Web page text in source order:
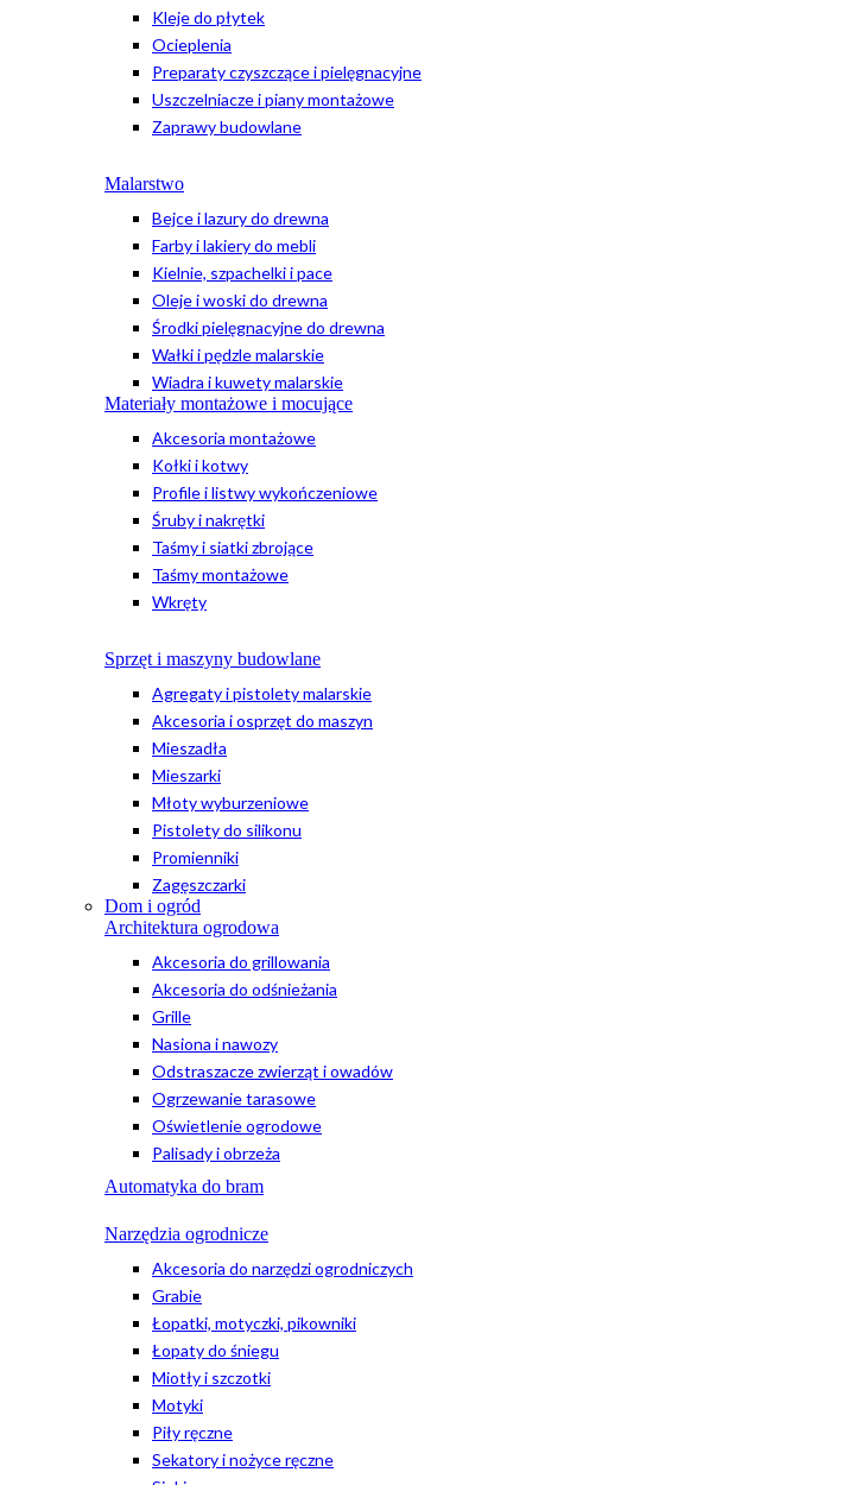
Kleje do płytek
Ocieplenia
Preparaty czyszczące i pielęgnacyjne
Uszczelniacze i piany montażowe
Zaprawy budowlane
Malarstwo
Bejce i lazury do drewna
Farby i lakiery do mebli
Kielnie, szpachelki i pace
Oleje i woski do drewna
Środki pielęgnacyjne do drewna
Wałki i pędzle malarskie
Wiadra i kuwety malarskie
Materiały montażowe i mocujące
Akcesoria montażowe
Kołki i kotwy
Profile i listwy wykończeniowe
Śruby i nakrętki
Taśmy i siatki zbrojące
Taśmy montażowe
Wkręty
Sprzęt i maszyny budowlane
Agregaty i pistolety malarskie
Akcesoria i osprzęt do maszyn
Mieszadła
Mieszarki
Młoty wyburzeniowe
Pistolety do silikonu
Promienniki
Zagęszczarki
Dom i ogród
Architektura ogrodowa
Akcesoria do grillowania
Akcesoria do odśnieżania
Grille
Nasiona i nawozy
Odstraszacze zwierząt i owadów
Ogrzewanie tarasowe
Oświetlenie ogrodowe
Palisady i obrzeża
Automatyka do bram
Narzędzia ogrodnicze
Akcesoria do narzędzi ogrodniczych
Grabie
Łopatki, motyczki, pikowniki
Łopaty do śniegu
Miotły i szczotki
Motyki
Piły ręczne
Sekatory i nożyce ręczne